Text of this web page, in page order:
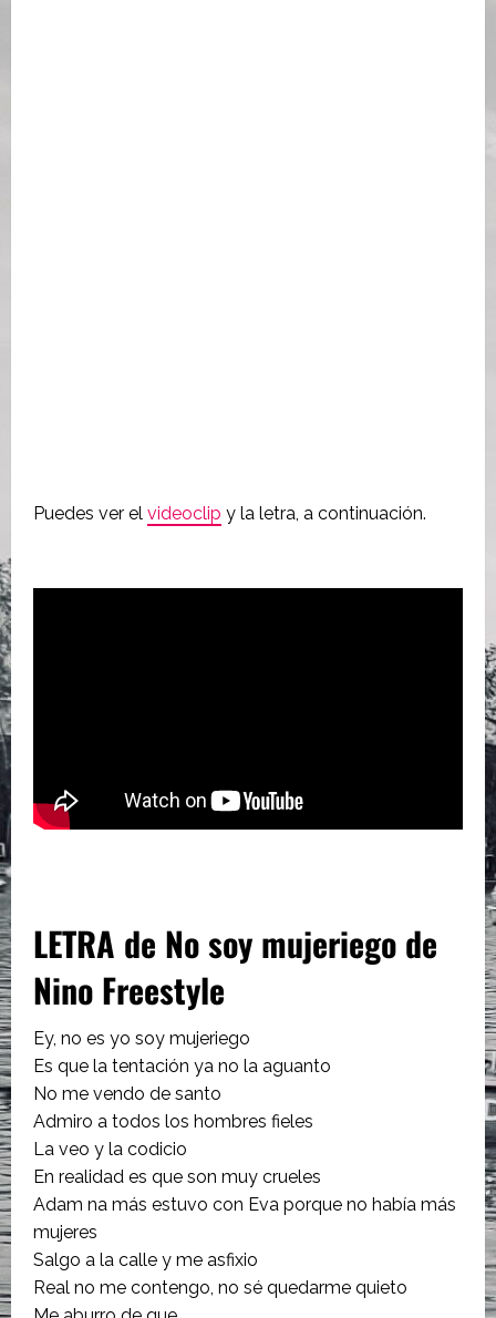
Puedes ver el videoclip y la letra, a continuación.
LETRA de No soy mujeriego de
Nino Freestyle
Ey, no es yo soy mujeriego
Es que la tentación ya no la aguanto
No me vendo de santo
Admiro a todos los hombres fieles
La veo y la codicio
En realidad es que son muy crueles
Adam na más estuvo con Eva porque no había más
mujeres
Salgo a la calle y me asfixio
Real no me contengo, no sé quedarme quieto